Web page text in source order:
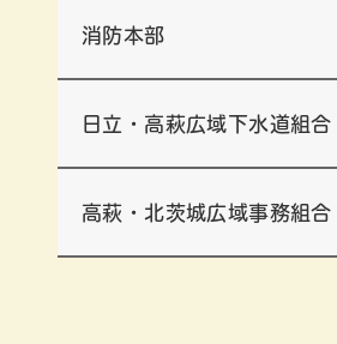
消防本部
日立・高萩広域下水道組合
高萩・北茨城広域事務組合